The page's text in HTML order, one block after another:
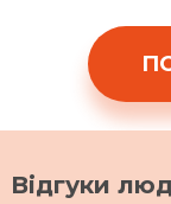
Відгуки